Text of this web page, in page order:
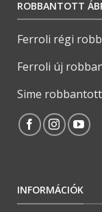
ROBBANTOTT
Ferroli régi
Ferroli új
Sime
INFORMÁCIÓK